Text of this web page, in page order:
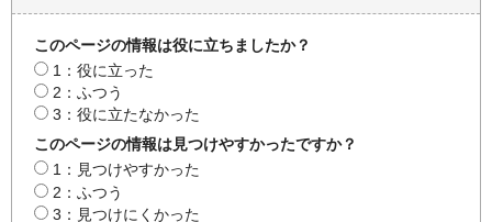
このページの情報は役に立ちましたか？
1：役に立った
2：ふつう
3：役に立たなかった
このページの情報は見つけやすかったですか？
1：見つけやすかった
2：ふつう
3：見つけにくかった